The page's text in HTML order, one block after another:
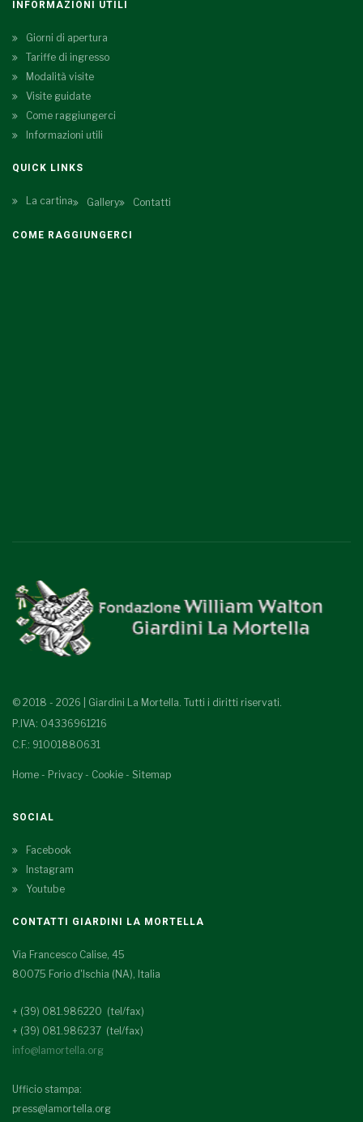
INFORMAZIONI UTILI
Giorni di apertura
Tariffe di ingresso
Modalità visite
Visite guidate
Come raggiungerci
Informazioni utili
QUICK LINKS
La cartina Gallery Contatti
COME RAGGIUNGERCI
© 2018 - 2026 | Giardini La Mortella. Tutti i diritti riservati.
P.IVA: 04336961216
C.F.: 91001880631
Home - Privacy - Cookie - Sitemap
SOCIAL
Facebook
Instagram
Youtube
CONTATTI GIARDINI LA MORTELLA
Via Francesco Calise, 45
80075 Forio d'Ischia (NA), Italia
+ (39) 081.986220 (tel/fax)
+ (39) 081.986237 (tel/fax)
info@lamortella.org
Ufficio stampa:
press@lamortella.org